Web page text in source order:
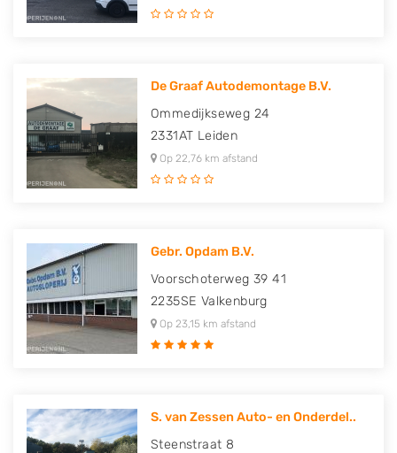
De Graaf Autodemontage B.V.
Ommedijkseweg 24
2331AT Leiden
Op 22,76 km afstand
Gebr. Opdam B.V.
Voorschoterweg 39 41
2235SE Valkenburg
Op 23,15 km afstand
S. van Zessen Auto- en Onderdel..
Steenstraat 8